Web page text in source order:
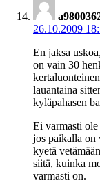
26.10.2009
En jaksa
on vain 30
lauantaina
kyläpahasen
Ei varmasti
jos paikalla
kyetä
siitä, kuinka
varmasti on.